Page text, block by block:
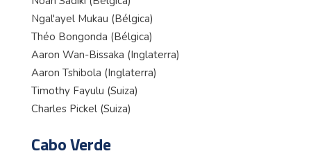
Ngal'ayel Mukau (Bélgica)
Théo Bongonda (Bélgica)
Aaron Wan-Bissaka (Inglaterra)
Aaron Tshibola (Inglaterra)
Timothy Fayulu (Suiza)
Charles Pickel (Suiza)
Cabo Verde